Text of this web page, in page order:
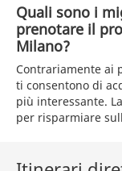
Quali sono i
prenotare il
Milano?
Contrariamente ai
ti consentono di
più interessante.
per risparmiare